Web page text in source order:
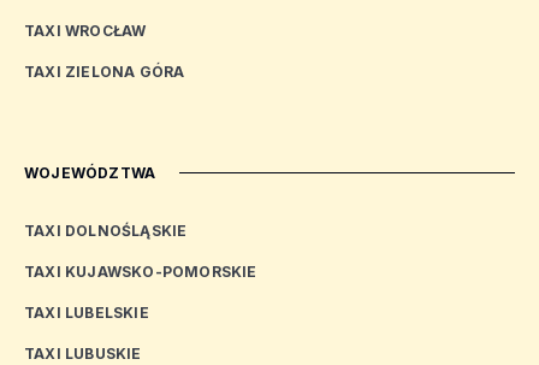
TAXI WROCŁAW
TAXI ZIELONA GÓRA
WOJEWÓDZTWA
TAXI DOLNOŚLĄSKIE
TAXI KUJAWSKO-POMORSKIE
TAXI LUBELSKIE
TAXI LUBUSKIE